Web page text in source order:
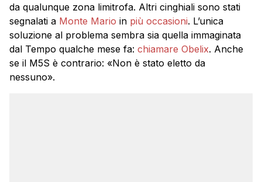
da qualunque zona limitrofa. Altri cinghiali sono stati
segnalati a Monte Mario in più occasioni. L’unica
soluzione al problema sembra sia quella immaginata
dal Tempo qualche mese fa: chiamare Obelix. Anche
se il M5S è contrario: «Non è stato eletto da
nessuno».